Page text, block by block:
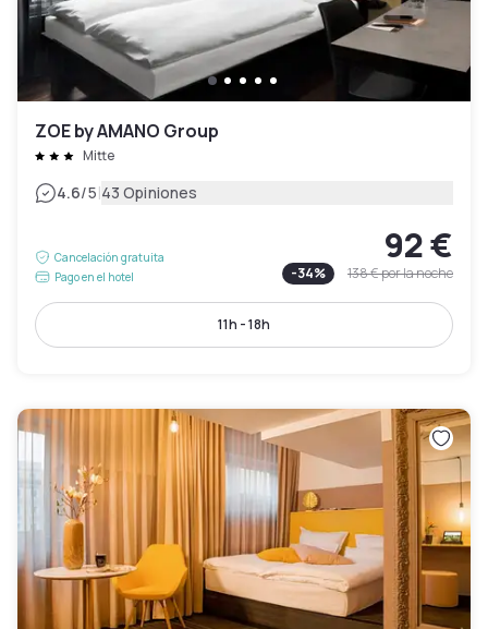
ZOE by AMANO Group
Mitte
4.6/5|43 Opiniones
Cancelación gratuita
Pago en el hotel
92 €
-34% 138 €por la noche
11h - 18h